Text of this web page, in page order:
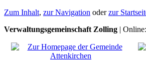
Zum Inhalt, zur Navigation oderzur
Verwaltungsgemeinschaft Zolling |